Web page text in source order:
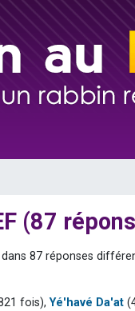
don pour Sauvez la jambe
groupe sur Zoom
Box Music
sur WhatsApp
sur WhatsApp
(87
87 réponses
fois),Yé'havé Da'at